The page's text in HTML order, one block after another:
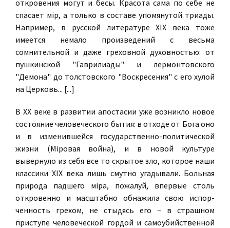
откровения могут и бесы. Красота сама по себе не
спасает мiр, а только в составе упомянутой триады.
Например, в русской литературе XIX века тоже
имеется немало произведений с весьма
сомнительной и даже греховной духовностью: от
пушкинской "Гаврилиады" и лермонтовского
"Демона" до толстовского "Воскресения" с его хулой
на Церковь... [...]
В ХХ веке в развитии апостасии уже возникло новое
состояние человеческого бытия: в отходе от Бога оно
и в изменившейся государственно-политической
жизни (Мiровая война), и в новой культуре
вывернуло из себя все то скрытое зло, которое наши
классики ХIХ века лишь смутно угадывали. Больная
природа падшего мiра, пожалуй, впер­вые столь
откровенно и масштабно обнажила свою испор­
ченность грехом, не стыдясь его – в страшном
приступе человеческой гордой и самоубийственной